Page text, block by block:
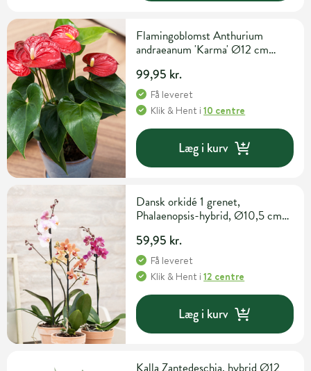
Flamingoblomst Anthurium
andraeanum 'Karma' Ø12 cm
99,95 kr.
Få leveret
Klik & Hent i10 centre
Læg i kurv
Dansk orkidé 1 grenet,
Phalaenopsis-hybrid, Ø10,5 cm
59,95 kr.
Få leveret
Klik & Hent i12 centre
Læg i kurv